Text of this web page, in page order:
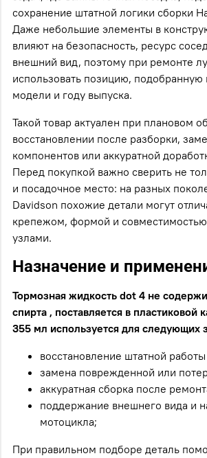
сохранение штатной логики сборки
Даже небольшие элементы в
влияют на безопасность, ресурс
внешний вид, поэтому при ремонте
использовать позицию, подобранную
модели и году выпуска.
Такой товар актуален при плановом
восстановлении после разборки,
компонентов или аккуратной
Перед покупкой важно сверить не
и посадочное место: на разных
Davidson похожие детали могут
крепежом, формой и
узлами.
Назначение и
Тормозная жидкость dot 4 не
спирта , поставляется в пластиковой
355 мл используется для следующих
восстановление штатной работы
замена поврежденной или
аккуратная сборка после
поддержание внешнего вида и
мотоцикла;
При правильном подборе деталь